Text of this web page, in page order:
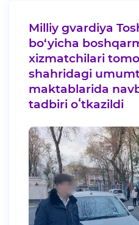
Milliy gvardiya
bo‘yicha
xizmatchilari
shahridagi
maktablarida
tadbiri oʻtkazildi